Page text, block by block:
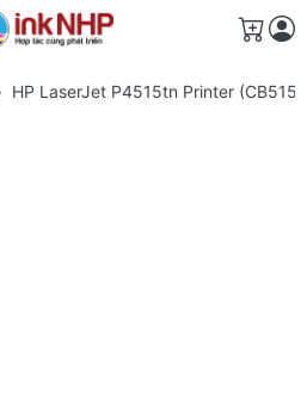
Giỏ
HP LaserJet P4515tn Printer